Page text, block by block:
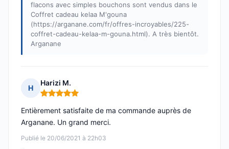
flacons avec simples bouchons sont vendus dans le
Coffret cadeau kelaa M'gouna
(https://arganane.com/fr/offres-incroyables/225-
coffret-cadeau-kelaa-m-gouna.html). A très bientôt.
Arganane
H
Harizi M.
Note : 5 sur 5
Publié le 20/06/2021 à 22h03
Entièrement satisfaite de ma commande auprès de
Arganane. Un grand merci.